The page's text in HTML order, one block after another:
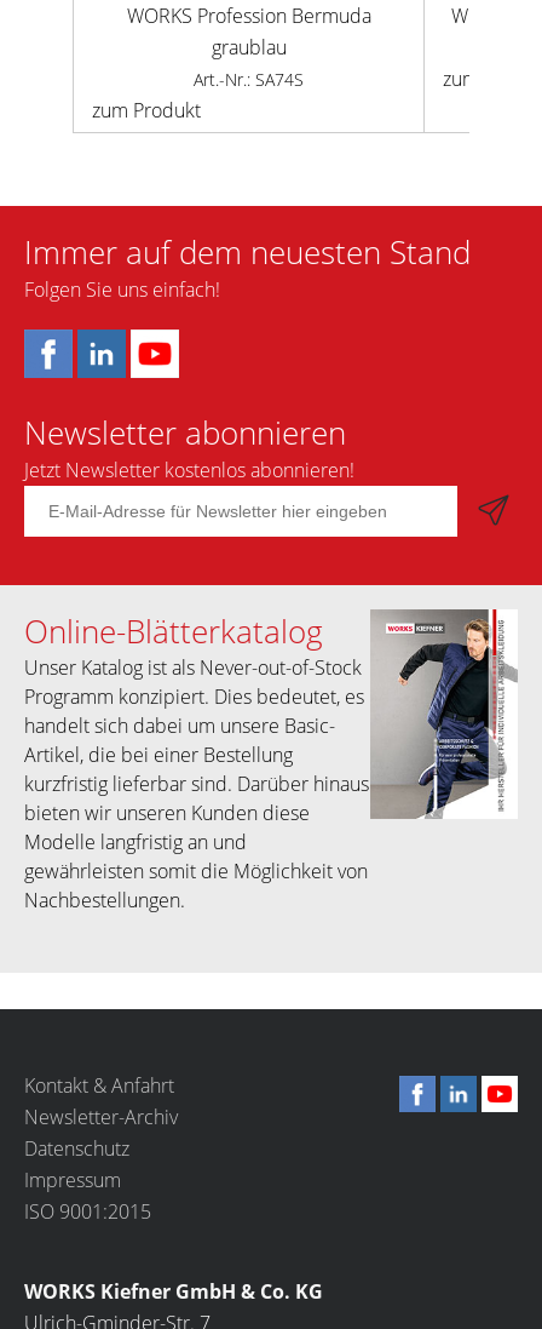
WORKS Profession Bermuda
graublau
Art.-Nr.: SA74S
zum Produkt
WORKS
zum
Immer auf dem neuesten Stand
Folgen Sie uns einfach!
Newsletter abonnieren
Jetzt Newsletter kostenlos abonnieren!
Online-Blätterkatalog
Unser Katalog ist als Never-out-of-Stock
Programm konzipiert. Dies bedeutet, es
handelt sich dabei um unsere Basic-
Artikel, die bei einer Bestellung
kurzfristig lieferbar sind. Darüber hinaus
bieten wir unseren Kunden diese
Modelle langfristig an und
gewährleisten somit die Möglichkeit von
Nachbestellungen.
Kontakt & Anfahrt
Newsletter-Archiv
Datenschutz
Impressum
ISO 9001:2015
WORKS Kiefner GmbH & Co. KG
Ulrich-Gminder-Str. 7